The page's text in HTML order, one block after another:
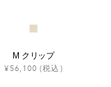
M クリップ
¥56,100 (税込)